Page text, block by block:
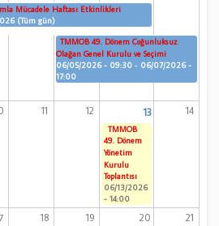
Mücadele Haftası Etkinlikleri
(Tüm gün)
TMMOB 49. Dönem Çoğunluksuz
Olağan Genel Kurulu ve Seçimi
06/05/2026 - 09:30 - 06/07/2026 -
17:00
11 12 13 14
TMMOB
49. Dönem
Yönetim
Kurulu
Toplantısı
06/13/2026
- 14:00
18 19 20 21